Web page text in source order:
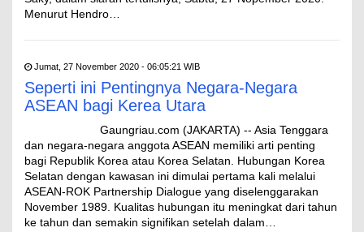
Menurut Hendro…
Jumat, 27 November 2020 - 06:05:21 WIB
Seperti ini Pentingnya Negara-Negara
ASEAN bagi Kerea Utara
Gaungriau.com (JAKARTA) -- Asia Tenggara
dan negara-negara anggota ASEAN memiliki arti penting
bagi Republik Korea atau Korea Selatan. Hubungan Korea
Selatan dengan kawasan ini dimulai pertama kali melalui
ASEAN-ROK Partnership Dialogue yang diselenggarakan
November 1989. Kualitas hubungan itu meningkat dari tahun
ke tahun dan semakin signifikan setelah dalam…